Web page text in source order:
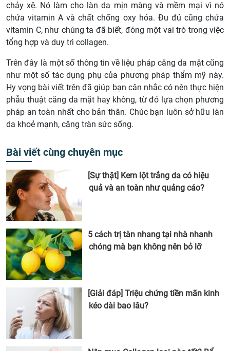
chảy xệ. Nó làm cho làn da mịn màng và mềm mại vì nó
chứa vitamin A và chất chống oxy hóa. Đu đủ cũng chứa
vitamin C, như chúng ta đã biết, đóng một vai trò trong việc
tổng hợp và duy trì collagen.
Trên đây là một số thông tin về liệu pháp căng da mặt cũng
như một số tác dụng phụ của phương pháp thẩm mỹ này.
Hy vọng bài viết trên đã giúp bạn cân nhắc có nên thực hiện
phẫu thuật căng da mặt hay không, từ đó lựa chọn phương
pháp an toàn nhất cho bản thân. Chúc bạn luôn sở hữu làn
da khoẻ mạnh, căng tràn sức sống.
Bài viết cùng chuyên mục
[Sự thật] Kem lột trắng da có hiệu
quả và an toàn như quảng cáo?
5 cách trị tàn nhang tại nhà nhanh
chóng mà bạn không nên bỏ lỡ
[Giải đáp] Triệu chứng tiền mãn kinh
kéo dài bao lâu?